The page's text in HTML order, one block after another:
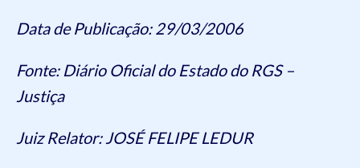
Data de Publicação: 29/03/2006
Fonte: Diário Oficial do Estado do RGS –
Justiça
Juiz Relator: JOSÉ FELIPE LEDUR